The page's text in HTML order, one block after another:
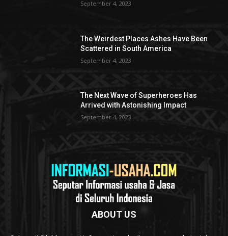
September 4, 2023
The Weirdest Places Ashes Have Been
Scattered in South America
September 4, 2023
The Next Wave of Superheroes Has
Arrived with Astonishing Impact
September 4, 2023
ABOUT US